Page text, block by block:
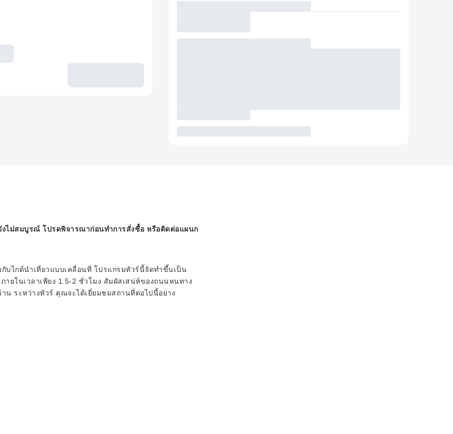
ม่สมบูรณ์ โปรดพิจารณาก่อนทำการสั่งซื้อ หรือติดต่อแผนก
กับไกด์นำเที่ยวแบบเคลื่อนที่ โปรแกรมทัวร์นี้จัดทำขึ้นเป็น
ายในเวลาเพียง 1.5-2 ชั่วโมง สัมผัสเสน่ห์ของถนนหนทาง
น ระหว่างทัวร์ คุณจะได้เยี่ยมชมสถานที่ต่อไปนี้อย่าง